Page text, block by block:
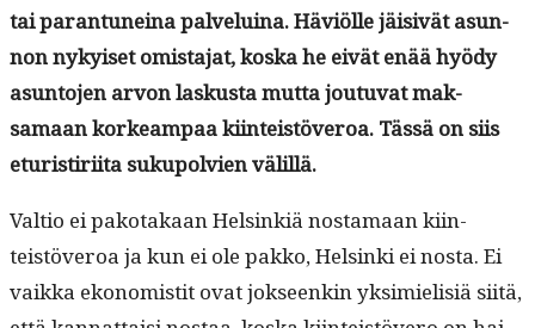
tai paran­tuneina palveluina. Häviölle jäi­sivät asun­
non nykyiset omis­ta­jat, kos­ka he eivät enää hyödy
asun­to­jen arvon laskus­ta mut­ta joutu­vat mak­
samaan korkeam­paa kiin­teistöveroa. Tässä on siis
etur­i­s­tiri­ita sukupolvien välillä.
Val­tio ei pako­takaan Helsinkiä nos­ta­maan kiin­
teistöveroa ja kun ei ole pakko, Helsin­ki ei nos­ta. Ei
vaik­ka ekon­o­mistit ovat jok­seenkin yksimielisiä siitä,